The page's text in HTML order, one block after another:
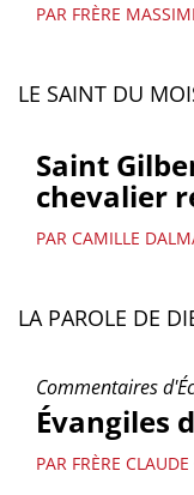
PAR FRÈRE
LE SAINT DU
Saint
chevalier
PAR CAMILLE
LA PAROLE DE
Commentaires
Évangiles
PAR FRÈRE